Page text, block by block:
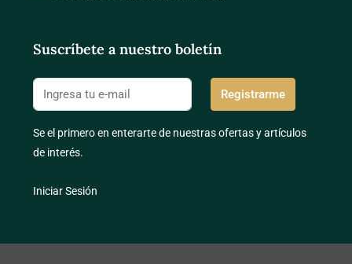
Suscríbete a nuestro boletín
Registrarme
Se el primero en enterarte de nuestras ofertas y artículos
de interés.
Iniciar Sesión